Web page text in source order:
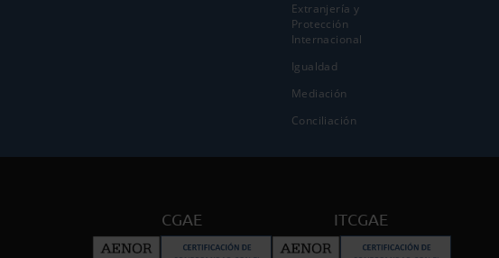
Extranjería y
Protección
Internacional
Igualdad
Mediación
Conciliación
CGAE ITCGAE